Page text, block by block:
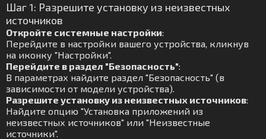
Шаг 1: Разрешите установку из неизвестных
источников
Откройте системные настройки:
Перейдите в настройки вашего устройства, кликнув
на иконку "Настройки".
Перейдите в раздел "Безопасность":
В параметрах найдите раздел "Безопасность" (в
зависимости от модели устройства).
Разрешите установку из неизвестных источников:
Найдите опцию "Установка приложений из
неизвестных источников" или "Неизвестные
источники".